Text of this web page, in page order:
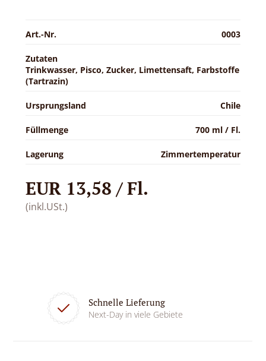
Art.-Nr. 0003
Zutaten
Trinkwasser, Pisco, Zucker, Limettensaft, Farbstoffe
(Tartrazin)
Ursprungsland Chile
Füllmenge 700 ml / Fl.
Lagerung Zimmertemperatur
EUR 13,58 / Fl.
(inkl.USt.)
Schnelle Lieferung
Next-Day in viele Gebiete